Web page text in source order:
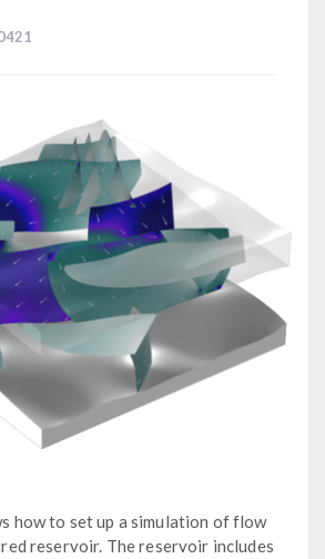
how to set up a simulation of flow
reservoir. The reservoir includes